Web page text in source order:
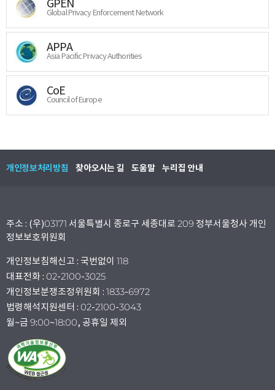
GPEN
Global Privacy Enforcement Network
APPA
Asia Pacific Privacy Authorities
CoE
Council of Europe
개인정보처리방침 찾아오시는 길 도움말 누리집 안내
주소 : (우)03171 서울특별시 종로구 세종대로 209 정부서울청사 개인
정보보호위원회
개인정보침해신고 : 국번없이 118
대표전화 : 02-2100-3025
개인정보분쟁조정위원회 : 1833-6972
법령해석지원센터 : 02-2100-3043
월~금 9:00~18:00, 공휴일 제외